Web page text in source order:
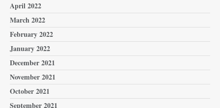
April 2022
March 2022
February 2022
January 2022
December 2021
November 2021
October 2021
September 2021